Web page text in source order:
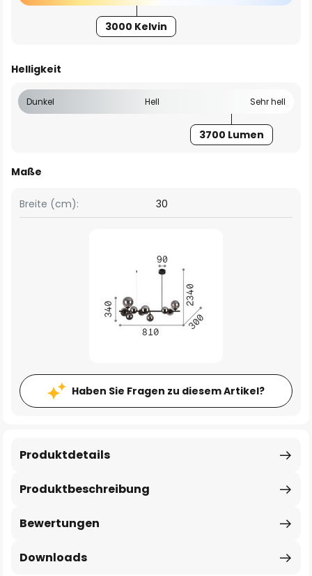
3000 Kelvin
Helligkeit
Dunkel Hell Sehr hell
3700 Lumen
Maße
Breite (cm): 30
Haben Sie Fragen zu diesem Artikel?
Produktbeschreibung
Produktdetails
Bewertungen
Downloads